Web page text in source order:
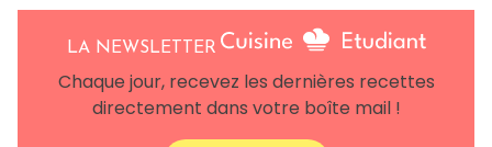
LA NEWSLETTER
Chaque jour, recevez les dernières recettes
directement dans votre boîte mail !